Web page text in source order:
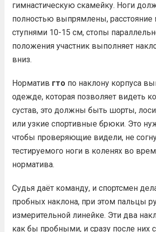
гимнастическую скамейку. Ноги
полностью выпрямлены,
ступнями 10-15 см, стопы
положения участник выполняет
вниз.
Норматив гто по наклону корпуса
одежде, которая позволяет видеть
сустав, это должны быть шорты,
или узкие спортивные брюки. Это
чтобы проверяющие видели, не
тестируемого ноги в коленях во
норматива.
Судья даёт команду, и спортсмен
пробных наклона, при этом пальцы
измерительной линейке. Эти два
как бы пробными, и сразу после них